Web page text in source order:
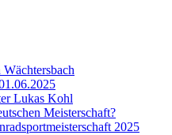
Lukas Kohl
Meisterschaft?
2025